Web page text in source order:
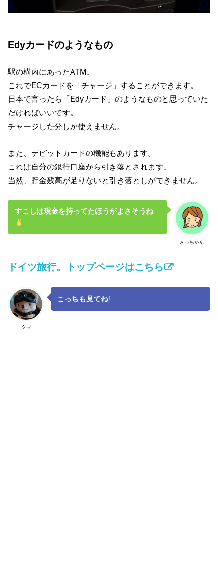
Edyカードのようなもの
駅の構内にあったATM。
これでECカードを「チャージ」することができます。
日本で言ったら「Edyカード」のようなものと思っていた
だければいいです。
チャージした分しか使えません。
また、デビットカードの機能もあります。
これは自分の銀行口座から引き落とされます。
当然、貯金残高が足りないと引き落としができません。
さっちゃん
すこしは現金を持ってたほうがよさそうね
ドイツ旅行。トップページはこちら
クマ
こっちも見てね!